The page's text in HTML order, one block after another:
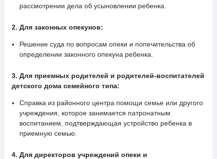
рассмотрении дела об усыновлении ребенка.
2. Для законных опекунов:
Решение суда по вопросам опеки и попечительства об
определении законного опекуна ребенка.
3. Для приемных родителей и родителей-воспитателей
детского дома семейного типа:
Справка из районного центра помощи семье или другого
учреждения, которое занимается патронатным
воспитанием, подтверждающая устройство ребенка в
приемную семью.
4. Для директоров учреждений опеки и